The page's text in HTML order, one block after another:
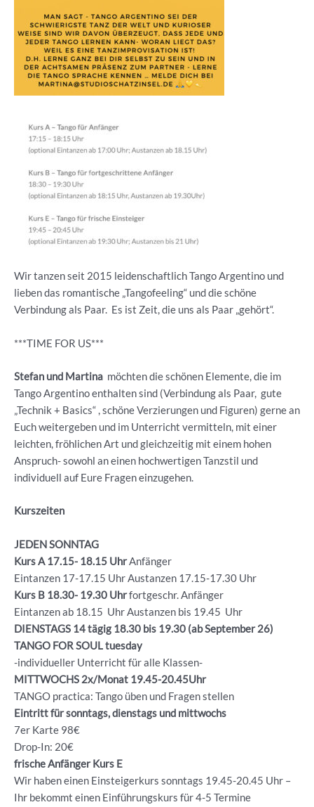
Wir tanzen seit 2015 leidenschaftlich Tango Argentino und
lieben das romantische „Tangofeeling“ und die schöne
Verbindung als Paar. Es ist Zeit, die uns als Paar „gehört“.
***TIME FOR US***
Stefan und Martina möchten die schönen Elemente, die im
Tango Argentino enthalten sind (Verbindung als Paar, gute
„Technik + Basics“ , schöne Verzierungen und Figuren) gerne an
Euch weitergeben und im Unterricht vermitteln, mit einer
leichten, fröhlichen Art und gleichzeitig mit einem hohen
Anspruch- sowohl an einen hochwertigen Tanzstil und
individuell auf Eure Fragen einzugehen.
Kurszeiten
JEDEN SONNTAG
Kurs A 17.15- 18.15 UhrAnfänger
Eintanzen 17-17.15 Uhr Austanzen 17.15-17.30 Uhr
Kurs B 18.30- 19.30 Uhrfortgeschr. Anfänger
Eintanzen ab 18.15 Uhr Austanzen bis 19.45 Uhr
DIENSTAGS 14 tägig 18.30 bis 19.30 (ab September 26)
TANGO FOR SOUL tuesday
-individueller Unterricht für alle Klassen-
MITTWOCHS 2x/Monat 19.45-20.45Uhr
TANGO practica: Tango üben und Fragen stellen
Eintritt für sonntags, dienstags und mittwochs
7er Karte 98€
Drop-In: 20€
frische Anfänger Kurs E
Wir haben einen Einsteigerkurs sonntags 19.45-20.45 Uhr –
Ihr bekommt einen Einführungskurs für 4-5 Termine